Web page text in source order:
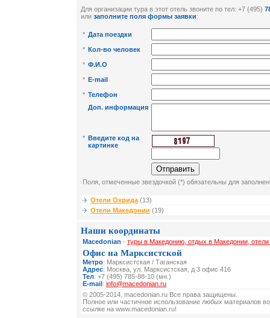
Для организации тура в этот отель звоните по тел: +7 (495)
или заполните поля формы заявки:
* Дата поездки
* Кол-во человек
* Ф.И.О
* E-mail
* Телефон
Доп. информация
* Введите код на
картинке
Поля, отмеченные звездочкой (*) обязательны для
Отели Охрида(13)
Отели Македонии (19)
Наши координаты
Macedonian - туры в Македонию, отдых в Македонии,
Офис на Марксистской
Метро: Марксистская / Таганская
Адрес: Москва, ул. Марксистская, д 3 офис 416
Тел: +7 (495) 785-88-10 (мн.)
E-mail: info@macedonian.ru
© 2005-2014, macedonian.ru Все права защищены.
Полное или частичное использование любых материалов
ссылке на www.macedonian.ru!